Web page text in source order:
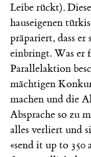
Leibe rückt).
hauseigenen
präpariert, dass
einbringt. Was er
Parallelaktion
mächtigen
machen und die
Absprache so zu
alles verliert und
«send it up to 350